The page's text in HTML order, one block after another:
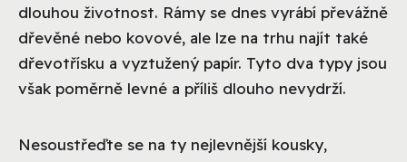
dlouhou životnost. Rámy se dnes vyrábí převážně
dřevěné nebo kovové, ale lze na trhu najít také
dřevotřísku a vyztužený papír. Tyto dva typy jsou
však poměrně levné a příliš dlouho nevydrží.
Nesoustřeďte se na ty nejlevnější kousky,